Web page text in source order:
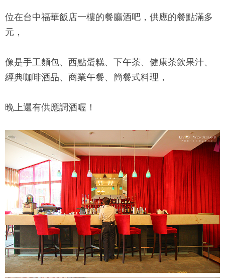
位在台中福華飯店一樓的餐廳酒吧，供應的餐點滿多
元，
像是手工麵包、西點蛋糕、下午茶、健康茶飲果汁、
經典咖啡酒品、商業午餐、簡餐式料理，
晚上還有供應調酒喔！